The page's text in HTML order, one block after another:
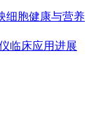
细胞健康与营养
临床应用进展